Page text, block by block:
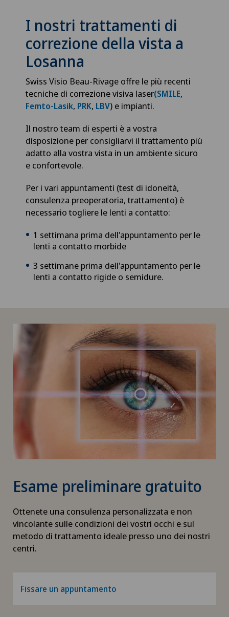
I nostri trattamenti di
correzione della vista a
Losanna
Swiss Visio Beau-Rivage offre le più recenti
tecniche di correzione visiva laser(SMILE,
Femto-Lasik, PRK, LBV) e impianti.
Il nostro team di esperti è a vostra
disposizione per consigliarvi il trattamento più
adatto alla vostra vista in un ambiente sicuro
e confortevole.
Per i vari appuntamenti (test di idoneità,
consulenza preoperatoria, trattamento) è
necessario togliere le lenti a contatto:
1 settimana prima dell'appuntamento per le
lenti a contatto morbide
3 settimane prima dell'appuntamento per le
lenti a contatto rigide o semidure.
Esame preliminare gratuito
Ottenete una consulenza personalizzata e non
vincolante sulle condizioni dei vostri occhi e sul
metodo di trattamento ideale presso uno dei nostri
centri.
Fissare un appuntamento